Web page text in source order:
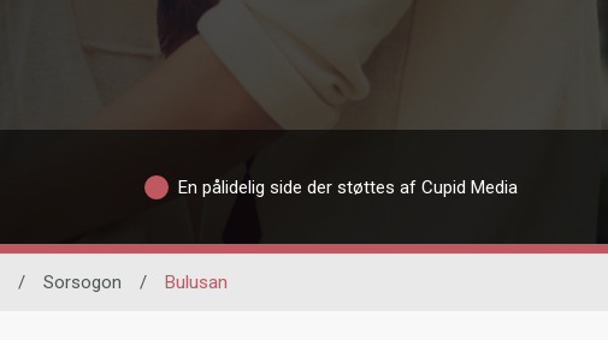
En pålidelig side der støttes af Cupid Media
/ Sorsogon / Bulusan